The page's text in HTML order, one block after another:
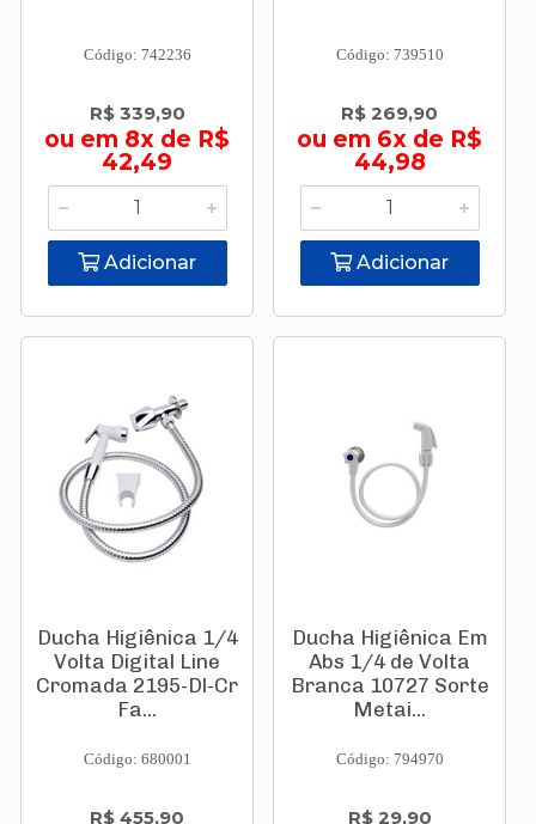
Código: 742236
R$ 339,90
ou em 8x de R$
42,49
Adicionar
Código: 739510
R$ 269,90
ou em 6x de R$
44,98
Adicionar
Ducha Higiênica 1/4
Volta Digital Line
Cromada 2195-Dl-Cr
Fa...
Código: 680001
R$ 455,90
Ducha Higiênica Em
Abs 1/4 de Volta
Branca 10727 Sorte
Metai...
Código: 794970
R$ 29,90